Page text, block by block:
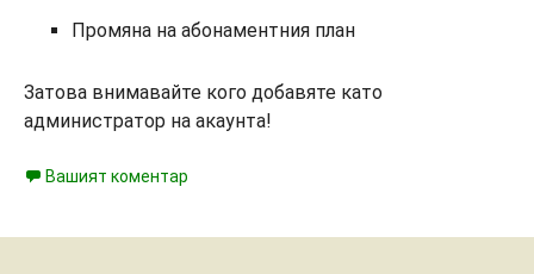
Промяна на абонаментния план
Затова внимавайте кого добавяте като
администратор на акаунта!
Вашият коментар